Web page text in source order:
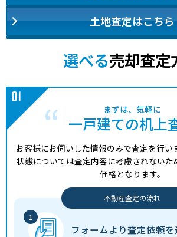
土地査定はこちら
選べる売却査定
まずは、気軽に
一戸建ての机上
お客様にお伺いした情報のみで査定を行い
状態については査定内容に考慮されないた
価格となります。
不動産査定の流れ
フォームより査定依頼を